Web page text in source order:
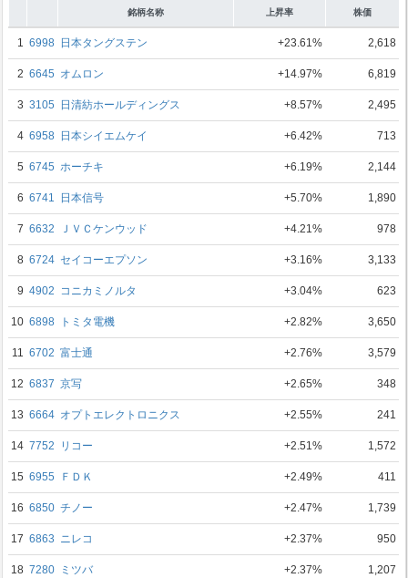
銘柄名称 上昇率 株価
1 6998 日本タングステン +23.61% 2,618
2 6645 オムロン +14.97% 6,819
3 3105 日清紡ホールディングス +8.57% 2,495
4 6958 日本シイエムケイ +6.42% 713
5 6745 ホーチキ +6.19% 2,144
6 6741 日本信号 +5.70% 1,890
7 6632 ＪＶＣケンウッド +4.21% 978
8 6724 セイコーエプソン +3.16% 3,133
9 4902 コニカミノルタ +3.04% 623
10 6898 トミタ電機 +2.82% 3,650
11 6702 富士通 +2.76% 3,579
12 6837 京写 +2.65% 348
13 6664 オプトエレクトロニクス +2.55% 241
14 7752 リコー +2.51% 1,572
15 6955 ＦＤＫ +2.49% 411
16 6850 チノー +2.47% 1,739
17 6863 ニレコ +2.37% 950
18 7280 ミツバ +2.37% 1,207